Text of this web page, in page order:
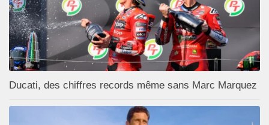
Ducati, des chiffres records même sans Marc Marquez